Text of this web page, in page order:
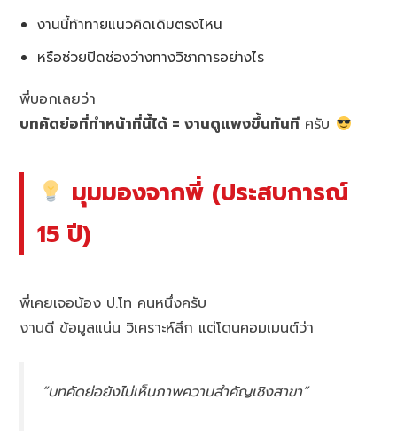
งานนี้ท้าทายแนวคิดเดิมตรงไหน
หรือช่วยปิดช่องว่างทางวิชาการอย่างไร
พี่บอกเลยว่า
บทคัดย่อที่ทำหน้าที่นี้ได้ = งานดูแพงขึ้นทันที ครับ
มุมมองจากพี่ (ประสบการณ์
15 ปี)
พี่เคยเจอน้อง ป.โท คนหนึ่งครับ
งานดี ข้อมูลแน่น วิเคราะห์ลึก แต่โดนคอมเมนต์ว่า
“บทคัดย่อยังไม่เห็นภาพความสำคัญเชิงสาขา”